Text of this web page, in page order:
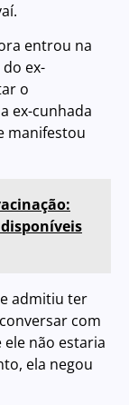
entrou na
ex-
o
ex-cunhada
manifestou
admitiu ter
com
não estaria
ela negou